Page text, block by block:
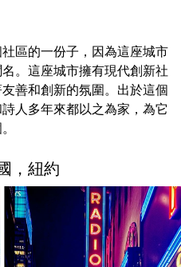
區的一份子，因為這座城市
。這座城市擁有現代創新社
善和創新的氛圍。出於這個
人多年來都以之為家，為它
，紐約